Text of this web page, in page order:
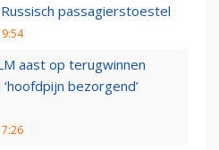
passagierstoestel
aast op terugwinnen
bezorgend’